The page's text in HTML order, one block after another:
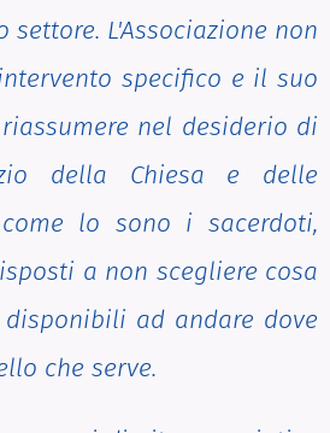
settore. L'Associazione non
specifico e il suo
nel desiderio di
della Chiesa e delle
lo sono i sacerdoti,
a non scegliere cosa
ad andare dove
che serve.